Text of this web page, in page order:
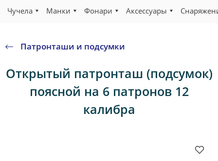
Чучела Манки Фонари Аксессуары
Патронташи и подсумки
Открытый патронташ (подсумок)
поясной на 6 патронов 12
калибра